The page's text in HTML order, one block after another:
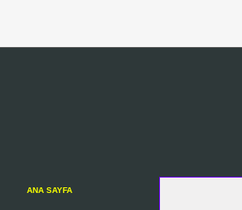
ANA SAYFA